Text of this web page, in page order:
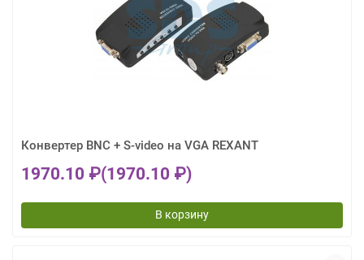
Конвертер BNC + S-video на VGA REXANT
1970.10 ₽(1970.10 ₽)
В корзину